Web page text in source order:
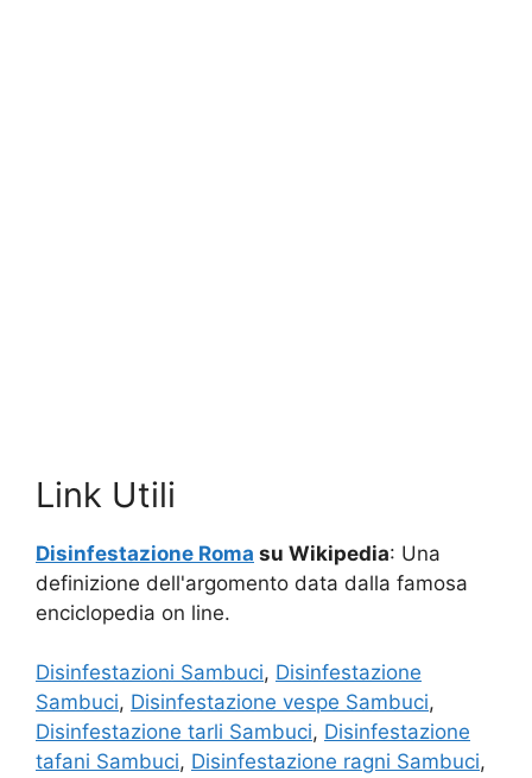
Link Utili
Disinfestazione Roma su Wikipedia: Una
definizione dell'argomento data dalla famosa
enciclopedia on line.
Disinfestazioni Sambuci, Disinfestazione
Sambuci, Disinfestazione vespe Sambuci,
Disinfestazione tarli Sambuci, Disinfestazione
tafani Sambuci, Disinfestazione ragni Sambuci,